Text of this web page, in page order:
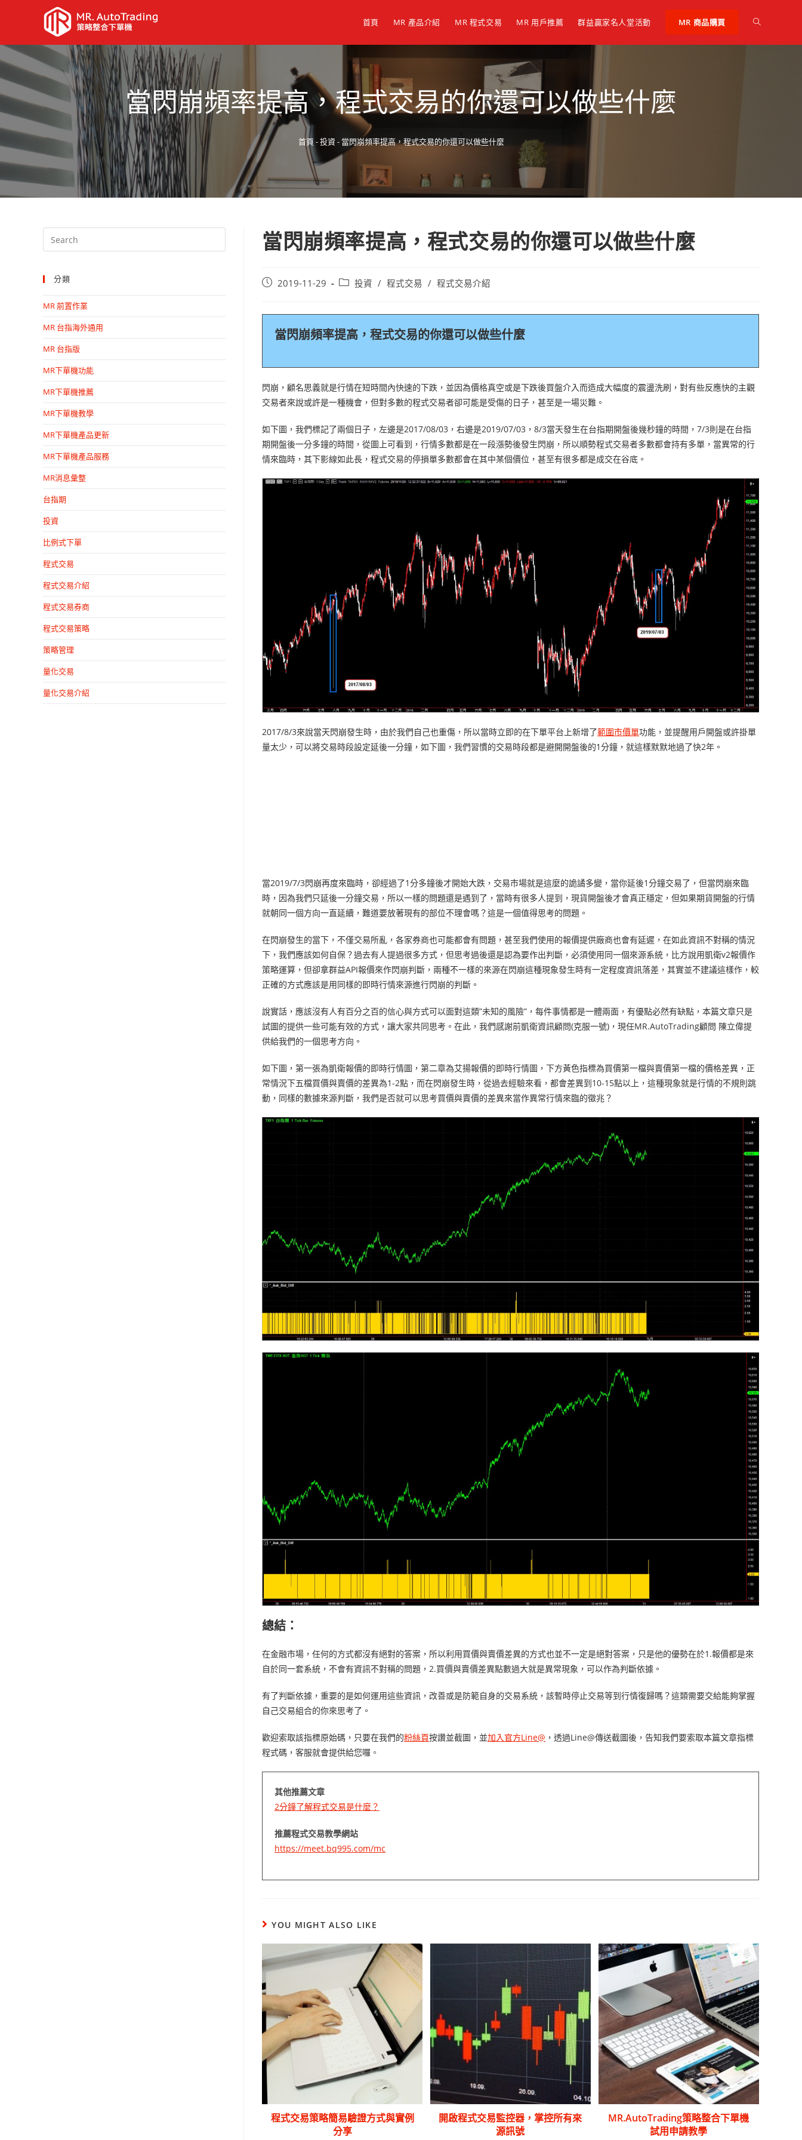
首頁 MR 產品介紹 MR 程式交易 MR 用戶推薦 群益贏家名人堂活動 MR 商品購買
當閃崩頻率提高，程式交易的你還可以做些什麼
首頁 -投資- 當閃崩頻率提高，程式交易的你還可以做些什麼
當閃崩頻率提高，程式交易的你還可以做些什麼
2019-11-29 投資 / 程式交易 / 程式交易介紹
當閃崩頻率提高，程式交易的你還可以做些什麼
閃崩，顧名思義就是行情在短時間內快速的下跌，並因為價格真空或是下跌後買盤介入而造成大幅度的震盪洗刷，對有些反應快的主觀
交易者來說或許是一種機會，但對多數的程式交易者卻可能是受傷的日子，甚至是一場災難。
如下圖，我們標記了兩個日子，左邊是2017/08/03，右邊是2019/07/03，8/3當天發生在台指期開盤後幾秒鐘的時間，7/3則是在台指
期開盤後一分多鐘的時間，從圖上可看到，行情多數都是在一段漲勢後發生閃崩，所以順勢程式交易者多數都會持有多單，當異常的行
情來臨時，其下影線如此長，程式交易的停損單多數都會在其中某個價位，甚至有很多都是成交在谷底。
2017/8/3來說當天閃崩發生時，由於我們自己也重傷，所以當時立即的在下單平台上新增了範圍市價單功能，並提醒用戶開盤或許掛單
量太少，可以將交易時段設定延後一分鐘，如下圖，我們習慣的交易時段都是避開開盤後的1分鐘，就這樣默默地過了快2年。
當2019/7/3閃崩再度來臨時，卻經過了1分多鐘後才開始大跌，交易市場就是這麼的詭譎多變，當你延後1分鐘交易了，但當閃崩來臨
時，因為我們只延後一分鐘交易，所以一樣的問題還是遇到了，當時有很多人提到，現貨開盤後才會真正穩定，但如果期貨開盤的行情
就朝同一個方向一直延續，難道要放著現有的部位不理會嗎？這是一個值得思考的問題。
在閃崩發生的當下，不僅交易所亂，各家券商也可能都會有問題，甚至我們使用的報價提供廠商也會有延遲，在如此資訊不對稱的情況
下，我們應該如何自保？過去有人提過很多方式，但思考過後還是認為要作出判斷，必須使用同一個來源系統，比方說用凱衛v2報價作
策略運算，但卻拿群益API報價來作閃崩判斷，兩種不一樣的來源在閃崩這種現象發生時有一定程度資訊落差，其實並不建議這樣作，較
正確的方式應該是用同樣的即時行情來源進行閃崩的判斷。
說實話，應該沒有人有百分之百的信心與方式可以面對這類”未知的風險”，每件事情都是一體兩面，有優點必然有缺點，本篇文章只是
試圖的提供一些可能有效的方式，讓大家共同思考。在此，我們感謝前凱衛資訊顧問(克服一號)，現任MR.AutoTrading顧問 陳立偉提
供給我們的一個思考方向。
如下圖，第一張為凱衛報價的即時行情圖，第二章為艾揚報價的即時行情圖，下方黃色指標為買價第一檔與賣價第一檔的價格差異，正
常情況下五檔買價與賣價的差異為1-2點，而在閃崩發生時，從過去經驗來看，都會差異到10-15點以上，這種現象就是行情的不規則跳
動，同樣的數據來源判斷，我們是否就可以思考買價與賣價的差異來當作異常行情來臨的徵兆？
總結：
在金融市場，任何的方式都沒有絕對的答案，所以利用買價與賣價差異的方式也並不一定是絕對答案，只是他的優勢在於1.報價都是來
自於同一套系統，不會有資訊不對稱的問題，2.買價與賣價差異點數過大就是異常現象，可以作為判斷依據。
有了判斷依據，重要的是如何運用這些資訊，改善或是防範自身的交易系統，該暫時停止交易等到行情復歸嗎？這類需要交給能夠掌握
自己交易組合的你來思考了。
歡迎索取該指標原始碼，只要在我們的粉絲頁按讚並截圖，並加入官方Line@ ，透過Line@傳送截圖後，告知我們要索取本篇文章指標
程式碼，客服就會提供給您囉 。
其他推薦文章
2分鐘了解程式交易是什麼？
推薦程式交易教學網站
https://meet.bq995.com/mc
YOU MIGHT ALSO LIKE
程式交易策略簡易驗證方式與實例
分享
開啟程式交易監控器，掌控所有來
源訊號
MR.AutoTrading策略整合下單機
試用申請教學
分類
MR 前置作業
MR 台指海外通用
MR 台指版
MR下單機功能
MR下單機推薦
MR下單機教學
MR下單機產品更新
MR下單機產品服務
MR消息彙整
台指期
投資
比例式下單
程式交易
程式交易介紹
程式交易券商
程式交易策略
策略管理
量化交易
量化交易介紹